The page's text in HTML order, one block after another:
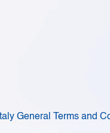
General Terms and